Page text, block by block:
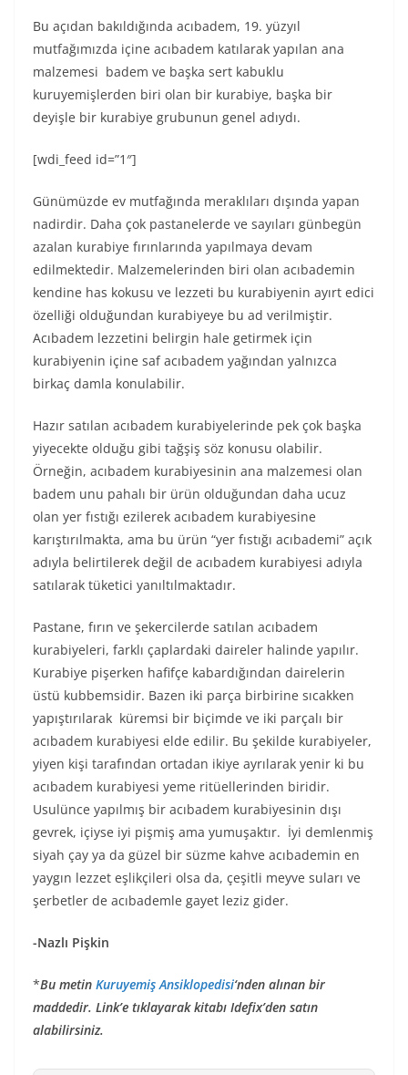
Bu açıdan bakıldığında acıbadem, 19. yüzyıl
mutfağımızda içine acıbadem katılarak yapılan ana
malzemesi badem ve başka sert kabuklu
kuruyemişlerden biri olan bir kurabiye, başka bir
deyişle bir kurabiye grubunun genel adıydı.
[wdi_feed id=”1″]
Günümüzde ev mutfağında meraklıları dışında yapan
nadirdir. Daha çok pastanelerde ve sayıları günbegün
azalan kurabiye fırınlarında yapılmaya devam
edilmektedir. Malzemelerinden biri olan acıbademin
kendine has kokusu ve lezzeti bu kurabiyenin ayırt edici
özelliği olduğundan kurabiyeye bu ad verilmiştir.
Acıbadem lezzetini belirgin hale getirmek için
kurabiyenin içine saf acıbadem yağından yalnızca
birkaç damla konulabilir.
Hazır satılan acıbadem kurabiyelerinde pek çok başka
yiyecekte olduğu gibi tağşiş söz konusu olabilir.
Örneğin, acıbadem kurabiyesinin ana malzemesi olan
badem unu pahalı bir ürün olduğundan daha ucuz
olan yer fıstığı ezilerek acıbadem kurabiyesine
karıştırılmakta, ama bu ürün “yer fıstığı acıbademi” açık
adıyla belirtilerek değil de acıbadem kurabiyesi adıyla
satılarak tüketici yanıltılmaktadır.
Pastane, fırın ve şekercilerde satılan acıbadem
kurabiyeleri, farklı çaplardaki daireler halinde yapılır.
Kurabiye pişerken hafifçe kabardığından dairelerin
üstü kubbemsidir. Bazen iki parça birbirine sıcakken
yapıştırılarak küremsi bir biçimde ve iki parçalı bir
acıbadem kurabiyesi elde edilir. Bu şekilde kurabiyeler,
yiyen kişi tarafından ortadan ikiye ayrılarak yenir ki bu
acıbadem kurabiyesi yeme ritüellerinden biridir.
Usulünce yapılmış bir acıbadem kurabiyesinin dışı
gevrek, içiyse iyi pişmiş ama yumuşaktır. İyi demlenmiş
siyah çay ya da güzel bir süzme kahve acıbademin en
yaygın lezzet eşlikçileri olsa da, çeşitli meyve suları ve
şerbetler de acıbademle gayet leziz gider.
-Nazlı Pişkin
*Bu metin Kuruyemiş Ansiklopedisi‘nden alınan bir
maddedir. Link’e tıklayarak kitabı Idefix’den satın
alabilirsiniz.